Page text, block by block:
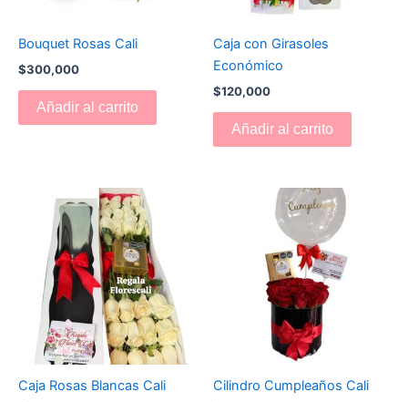
Bouquet Rosas Cali
$300,000
Añadir al carrito
Caja con Girasoles
Económico
$120,000
Añadir al carrito
Caja Rosas Blancas Cali Cilindro Cumpleaños Cali